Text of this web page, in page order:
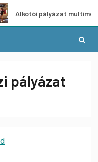
pályázat multimédia-
pályázat